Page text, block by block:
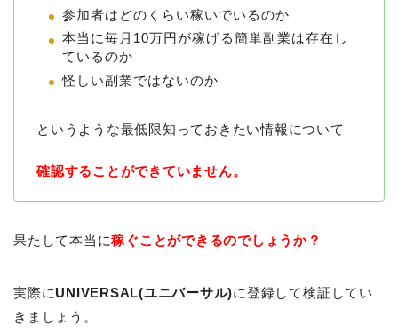
参加者はどのくらい稼いでいるのか
本当に毎月10万円が稼げる簡単副業は存在し
ているのか
怪しい副業ではないのか
というような最低限知っておきたい情報について
確認することができていません。
果たして本当に稼ぐことができるのでしょうか？
実際にUNIVERSAL(ユニバーサル)に登録して検証してい
きましょう。